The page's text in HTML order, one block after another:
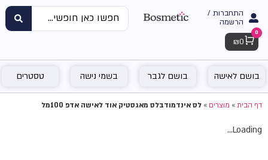
התחברות /
הרשמה
Cart
0
₪ 0
בושם לאישה בושם לגבר בשמי נישה טסטרים
דף הבית»מוצרים»לס אינדמודבלס מאגסטיק אוד לאישה אדפ 100מל
Loading...